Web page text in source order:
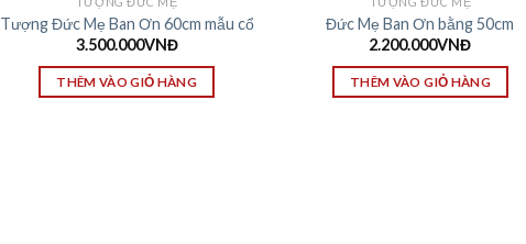
Tượng Đức Mẹ Ban Ơn 60cm mẫu cổ
3.500.000VNĐ
THÊM VÀO GIỎ HÀNG
Đức Mẹ Ban Ơn bằng 50cm
2.200.000VNĐ
THÊM VÀO GIỎ HÀNG